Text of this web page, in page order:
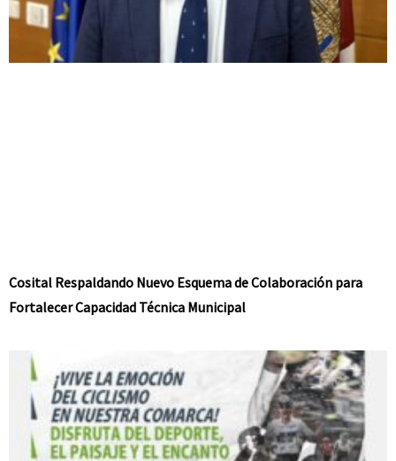
Cosital Respaldando Nuevo Esquema de Colaboración para
Fortalecer Capacidad Técnica Municipal